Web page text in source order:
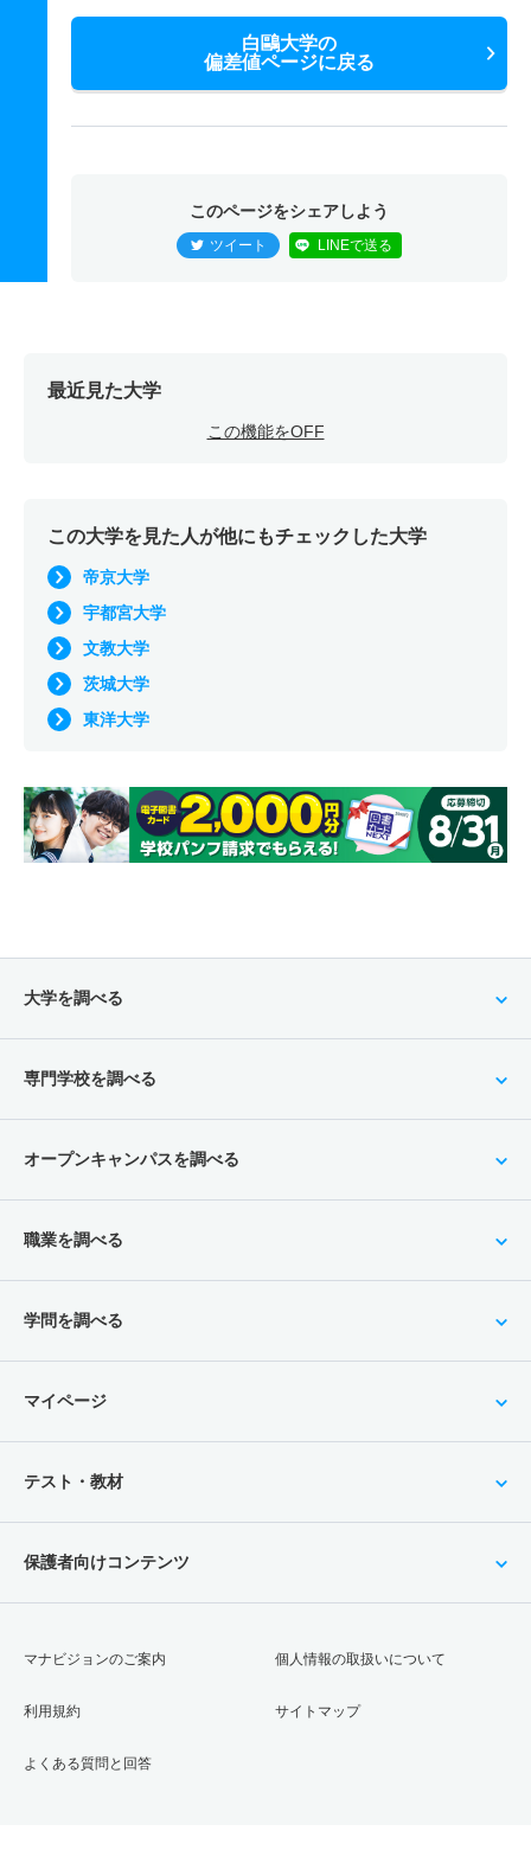
白鷗大学の
偏差値ページに戻る
このページをシェアしよう
ツイート LINEで送る
最近見た大学
この機能をOFF
この大学を見た人が他にもチェックした大学
帝京大学
宇都宮大学
文教大学
茨城大学
東洋大学
大学を調べる
専門学校を調べる
オープンキャンパスを調べる
職業を調べる
学問を調べる
マイページ
テスト・教材
保護者向けコンテンツ
マナビジョンのご案内
利用規約
よくある質問と回答
個人情報の取扱いについて
サイトマップ